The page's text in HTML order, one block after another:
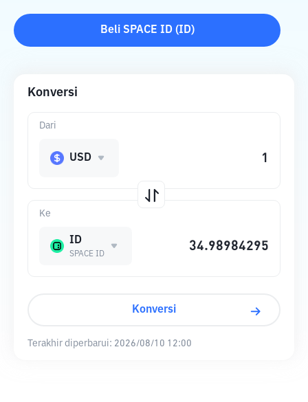
Beli SPACE ID(ID)
Konversi
Ke
ID
SPACE ID
Dari
USD
Konversi
Terakhir diperbarui: 2026/08/10 12:00